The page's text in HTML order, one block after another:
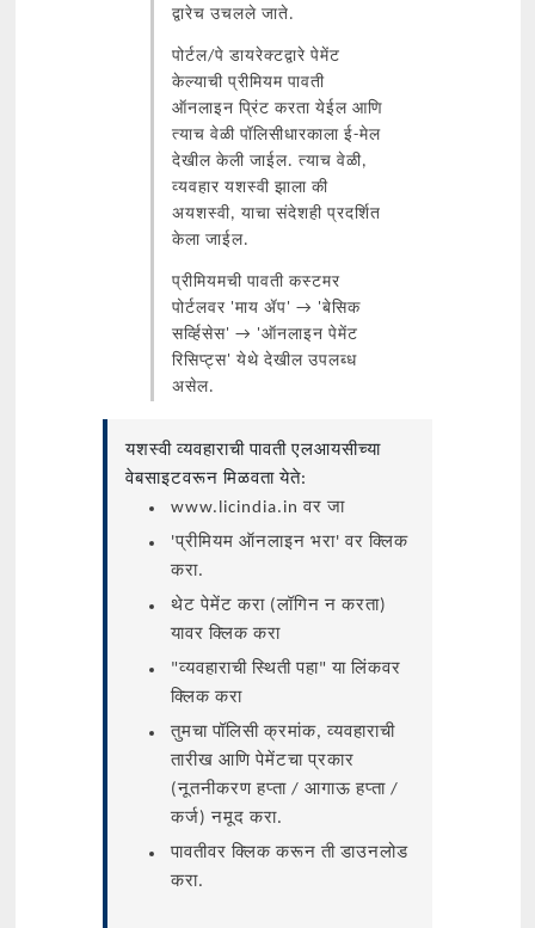
द्वारेच उचलले जाते.
पोर्टल/पे डायरेक्टद्वारे पेमेंट
केल्याची प्रीमियम पावती
ऑनलाइन प्रिंट करता येईल आणि
त्याच वेळी पॉलिसीधारकाला ई-मेल
देखील केली जाईल. त्याच वेळी,
व्यवहार यशस्वी झाला की
अयशस्वी, याचा संदेशही प्रदर्शित
केला जाईल.
प्रीमियमची पावती कस्टमर
पोर्टलवर 'माय ॲप' → 'बेसिक
सर्व्हिसेस' → 'ऑनलाइन पेमेंट
रिसिप्ट्स' येथे देखील उपलब्ध
असेल.
यशस्वी व्यवहाराची पावती एलआयसीच्या
वेबसाइटवरून मिळवता येते:
www.licindia.in वर जा
'प्रीमियम ऑनलाइन भरा' वर क्लिक
करा.
थेट पेमेंट करा (लॉगिन न करता)
यावर क्लिक करा
"व्यवहाराची स्थिती पहा" या लिंकवर
क्लिक करा
तुमचा पॉलिसी क्रमांक, व्यवहाराची
तारीख आणि पेमेंटचा प्रकार
(नूतनीकरण हप्ता / आगाऊ हप्ता /
कर्ज) नमूद करा.
पावतीवर क्लिक करून ती डाउनलोड
करा.